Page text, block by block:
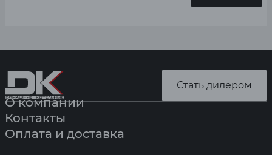
Стать дилером
О компании
Контакты
Оплата и доставка